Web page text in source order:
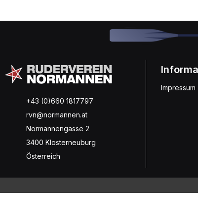
+43 (0)660 1817797
rvn@normannen.at
Normannengasse 2
3400 Klosterneuburg
Österreich
Impressum